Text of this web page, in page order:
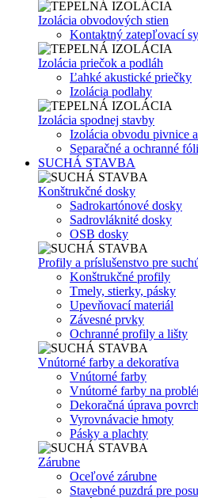
Izolácia obvodových stien
Kontaktný zatepľovací
Izolácia priečok a podláh
Ľahké akustické priečky
Izolácia podlahy
Izolácia spodnej stavby
Izolácia obvodu pivnice
Separačné a ochranné
SUCHÁ STAVBA
Konštrukčné dosky
Sadrokartónové dosky
Sadrovláknité dosky
OSB dosky
Profily a príslušenstvo pre
Konštrukčné profily
Tmely, stierky, pásky
Upevňovací materiál
Závesné prvky
Ochranné profily a lišty
Vnútorné farby a dekoratíva
Vnútorné farby
Vnútorné farby na
Dekoračná úprava
Vyrovnávacie hmoty
Pásky a plachty
Zárubne
Oceľové zárubne
Stavebné puzdrá pre